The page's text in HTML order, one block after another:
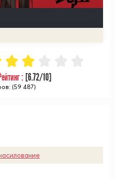
Рейтинг : [6.72/10]
(59 487)